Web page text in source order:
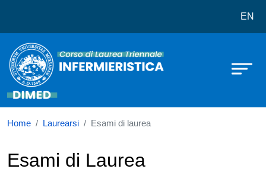
Corso di laurea in InfermieristicaEN
Home Laurearsi Esami di laurea
Esami di Laurea